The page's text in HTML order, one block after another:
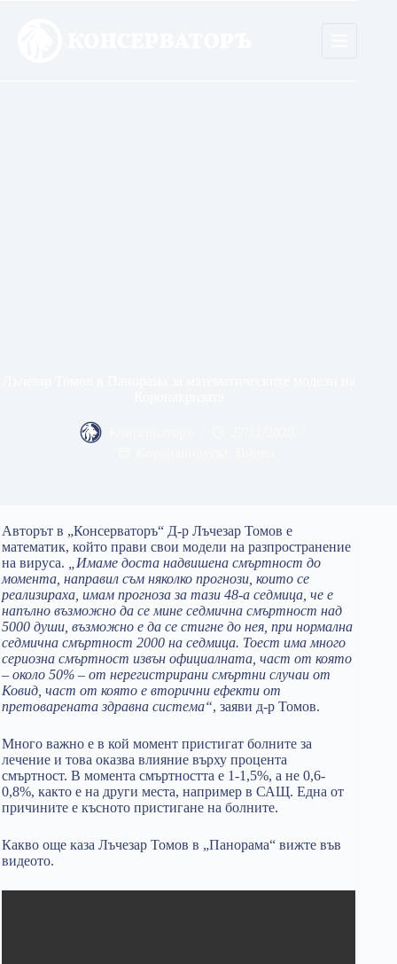
Авторът в „Консерваторъ“ Д-р Лъчезар Томов е
математик, който прави свои модели на разпространение
на вируса.
„Имаме доста надвишена смъртност до
момента, направил съм няколко прогнози, които се
реализираха, имам прогноза за тази 48-а седмица, че е
напълно възможно да се мине седмична смъртност над
5000 души, възможно е да се стигне до нея, при нормална
седмична смъртност 2000 на седмица. Тоест има много
сериозна смъртност извън официалната, част от която
– около 50% – от нерегистрирани смъртни случаи от
Ковид, част от която е вторични ефекти от
претоварената здравна система“, заяви д-р Томов.
Много важно е в кой момент пристигат болните за
лечение и това оказва влияние върху процента
смъртност. В момента смъртността е 1-1,5%, а не 0,6-
0,8%, както е на други места, например в САЩ. Една от
причините е късното пристигане на болните.
Какво още каза Лъчезар Томов в „Панорама“ вижте във
видеото.